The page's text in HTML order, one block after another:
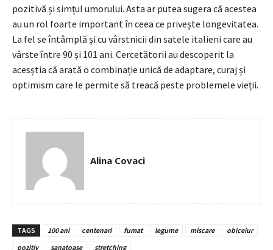
pozitivă și simțul umorului. Asta ar putea sugera că acestea
au un rol foarte important în ceea ce privește longevitatea.
La fel se întâmplă și cu vârstnicii din satele italieni care au
vârste între 90 și 101 ani. Cercetătorii au descoperit la
acesștia că arată o combinație unică de adaptare, curaj și
optimism care le permite să treacă peste problemele vieții.
Alina Covaci
TAGS 100 ani centenari fumat legume miscare
obiceiur
pozitiv
sanatoase stretching